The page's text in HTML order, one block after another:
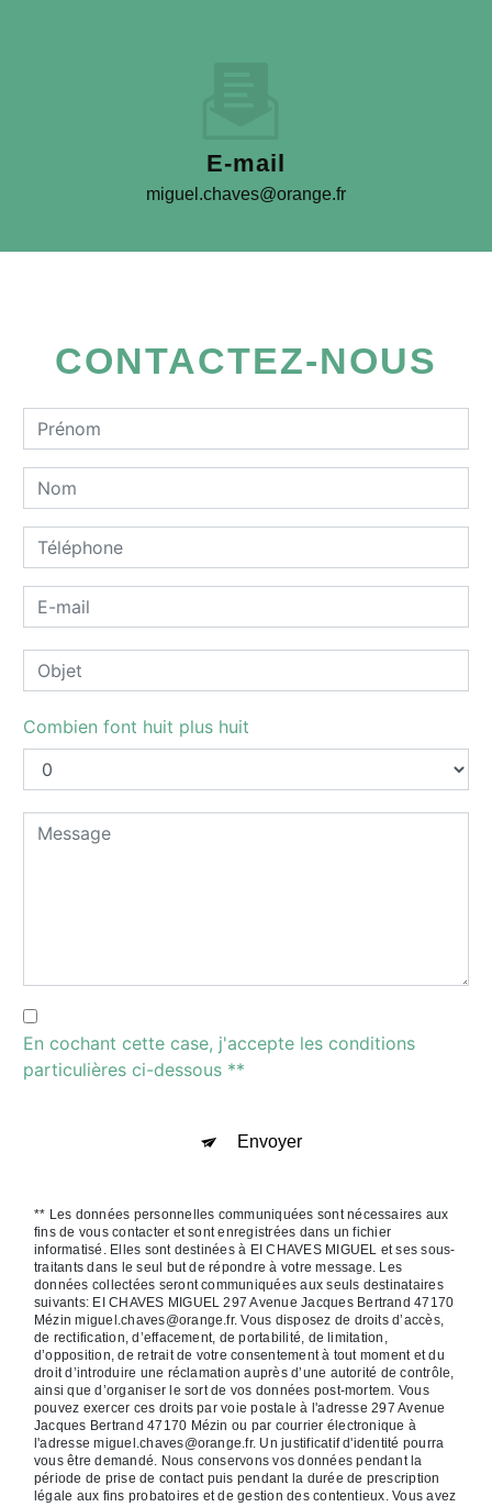
E-mail
miguel.chaves@orange.fr
CONTACTEZ-NOUS
Combien font huit plus huit
En cochant cette case, j'accepte les conditions
particulières ci-dessous **
Envoyer
** Les données personnelles communiquées sont nécessaires aux
fins de vous contacter et sont enregistrées dans un fichier
informatisé. Elles sont destinées à EI CHAVES MIGUEL et ses sous-
traitants dans le seul but de répondre à votre message. Les
données collectées seront communiquées aux seuls destinataires
suivants: EI CHAVES MIGUEL 297 Avenue Jacques Bertrand 47170
Mézin miguel.chaves@orange.fr. Vous disposez de droits d’accès,
de rectification, d’effacement, de portabilité, de limitation,
d’opposition, de retrait de votre consentement à tout moment et du
droit d’introduire une réclamation auprès d’une autorité de contrôle,
ainsi que d’organiser le sort de vos données post-mortem. Vous
pouvez exercer ces droits par voie postale à l'adresse 297 Avenue
Jacques Bertrand 47170 Mézin ou par courrier électronique à
l'adresse miguel.chaves@orange.fr. Un justificatif d'identité pourra
vous être demandé. Nous conservons vos données pendant la
période de prise de contact puis pendant la durée de prescription
légale aux fins probatoires et de gestion des contentieux. Vous avez